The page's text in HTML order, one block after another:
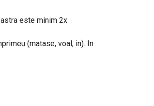
este minim 2x
(matase, voal, in). In